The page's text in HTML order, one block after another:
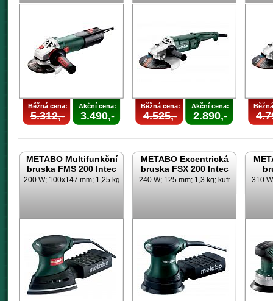
Běžná cena:
5.312,-
Akční cena:
3.490,-
Běžná cena:
4.525,-
Akční cena:
2.890,-
METABO Multifunkční
bruska FMS 200 Intec
200 W; 100x147 mm; 1,25 kg
METABO Excentrická
bruska FSX 200 Intec
240 W; 125 mm; 1,3 kg; kufr 310